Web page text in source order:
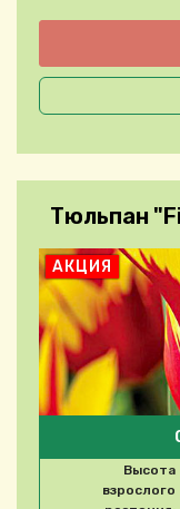
Тюльпан
АКЦИЯ
Высота
взрослого